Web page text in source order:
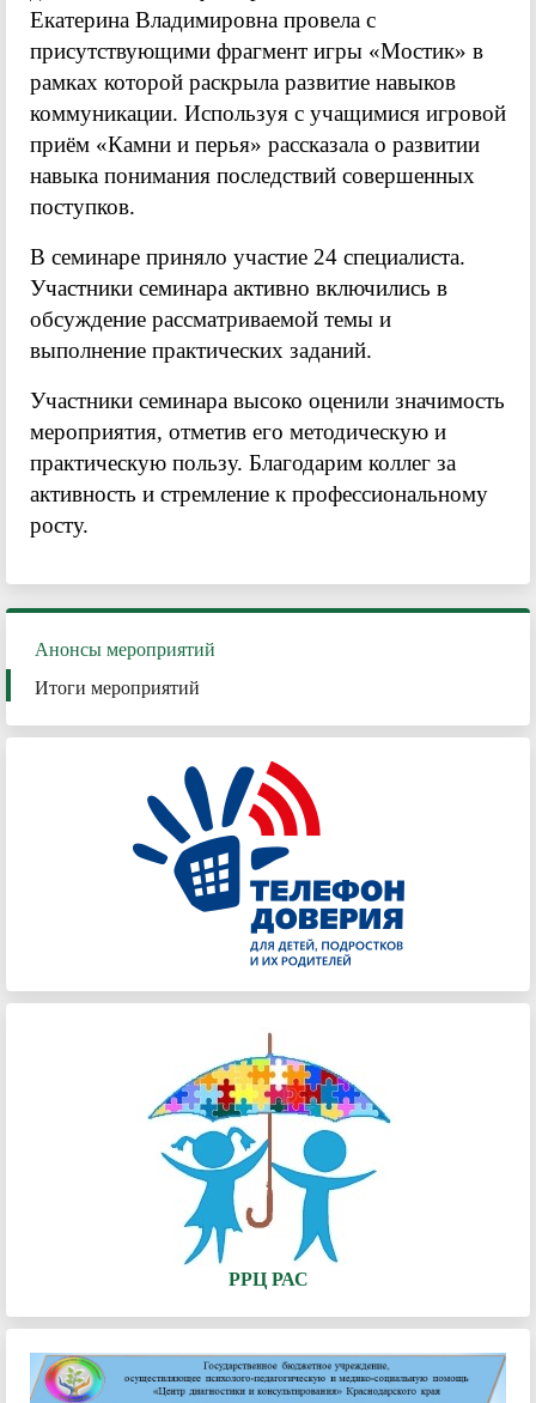
Екатерина Владимировна провела с
присутствующими фрагмент игры «Мостик» в
рамках которой раскрыла развитие навыков
коммуникации. Используя с учащимися игровой
приём «Камни и перья» рассказала о развитии
навыка понимания последствий совершенных
поступков.
В семинаре приняло участие 24 специалиста.
Участники семинара активно включились в
обсуждение рассматриваемой темы и
выполнение практических заданий.
Участники семинара высоко оценили значимость
мероприятия, отметив его методическую и
практическую пользу. Благодарим коллег за
активность и стремление к профессиональному
росту.
Анонсы мероприятий
Итоги мероприятий
РРЦ РАС